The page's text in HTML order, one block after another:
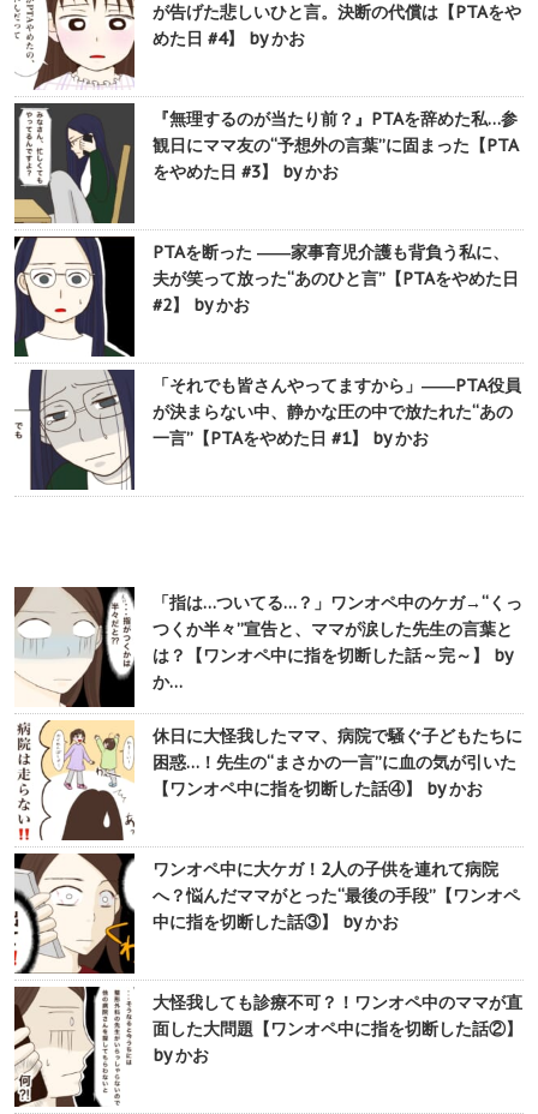
が告げた悲しいひと言。決断の代償は【PTAをや
めた日 #4】 by かお
『無理するのが当たり前？』PTAを辞めた私…参
観日にママ友の“予想外の言葉”に固まった【PTA
をやめた日 #3】 by かお
PTAを断った ――家事育児介護も背負う私に、
夫が笑って放った“あのひと言”【PTAをやめた日
#2】 by かお
「それでも皆さんやってますから」――PTA役員
が決まらない中、静かな圧の中で放たれた“あの
一言”【PTAをやめた日 #1】 by かお
「指は…ついてる…？」ワンオペ中のケガ→“くっ
つくか半々”宣告と、ママが涙した先生の言葉と
は？【ワンオペ中に指を切断した話～完～】 by
か…
休日に大怪我したママ、病院で騒ぐ子どもたちに
困惑…！先生の“まさかの一言”に血の気が引いた
【ワンオペ中に指を切断した話④】 by かお
ワンオペ中に大ケガ！2人の子供を連れて病院
へ？悩んだママがとった“最後の手段”【ワンオペ
中に指を切断した話③】 by かお
大怪我しても診療不可？！ワンオペ中のママが直
面した大問題【ワンオペ中に指を切断した話②】
by かお